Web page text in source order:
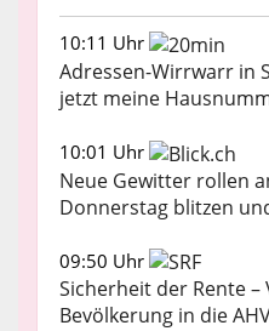
10:11 Uhr
Adressen-Wirrwarr in
jetzt meine
10:01 Uhr
Neue Gewitter rollen
Donnerstag blitzen
09:50 Uhr
Sicherheit der Rente
Bevölkerung in die